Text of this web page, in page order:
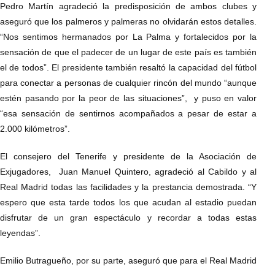
Pedro Martín agradeció la predisposición de ambos clubes y
aseguró que los palmeros y palmeras no olvidarán estos detalles.
“Nos sentimos hermanados por La Palma y fortalecidos por la
sensación de que el padecer de un lugar de este país es también
el de todos”. El presidente también resaltó la capacidad del fútbol
para conectar a personas de cualquier rincón del mundo “aunque
estén pasando por la peor de las situaciones”, y puso en valor
“esa sensación de sentirnos acompañados a pesar de estar a
2.000 kilómetros”.
El consejero del Tenerife y presidente de la Asociación de
Exjugadores, Juan Manuel Quintero, agradeció al Cabildo y al
Real Madrid todas las facilidades y la prestancia demostrada. “Y
espero que esta tarde todos los que acudan al estadio puedan
disfrutar de un gran espectáculo y recordar a todas estas
leyendas”.
Emilio Butragueño, por su parte, aseguró que para el Real Madrid